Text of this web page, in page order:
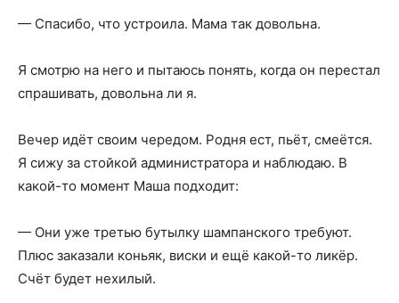
— Спасибо, что устроила. Мама так довольна.
Я смотрю на него и пытаюсь понять, когда он перестал
спрашивать, довольна ли я.
Вечер идёт своим чередом. Родня ест, пьёт, смеётся.
Я сижу за стойкой администратора и наблюдаю. В
какой-то момент Маша подходит:
— Они уже третью бутылку шампанского требуют.
Плюс заказали коньяк, виски и ещё какой-то ликёр.
Счёт будет нехилый.